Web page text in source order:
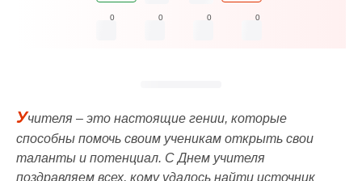
0 0 0 0
Учителя – это настоящие гении, которые
способны помочь своим ученикам открыть свои
таланты и потенциал. С Днем учителя
поздравляем всех, кому удалось найти источник